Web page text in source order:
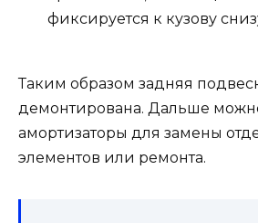
фиксируется к кузову
Таким образом задняя
демонтирована. Дальше
амортизаторы для замены
элементов или ремонта.